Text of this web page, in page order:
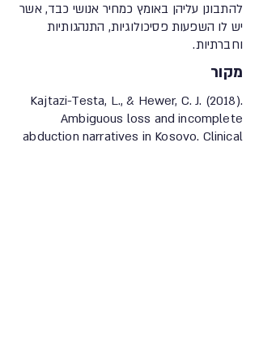
להתבונן עליהן באומץ כמחיר אנושי כבד, אשר
יש לו השפעות פסיכולוגיות, התנהגותיות
וחברתיות.
מקור
Kajtazi-Testa, L., & Hewer, C. J. (2018).
Ambiguous loss and incomplete
abduction narratives in Kosovo. Clinical